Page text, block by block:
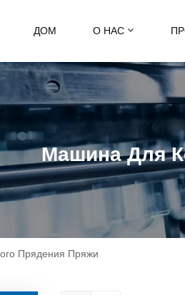
ДОМ О НАС
Машина Для
Прядения Пряжи